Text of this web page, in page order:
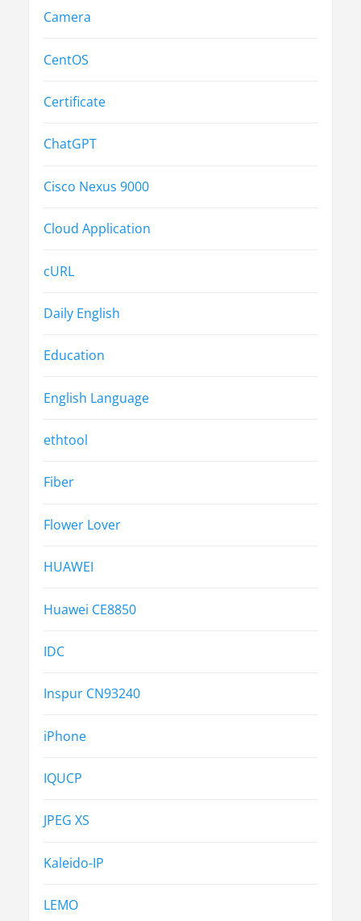
Camera
CentOS
Certificate
ChatGPT
Cisco Nexus 9000
Cloud Application
cURL
Daily English
Education
English Language
ethtool
Fiber
Flower Lover
HUAWEI
Huawei CE8850
IDC
Inspur CN93240
iPhone
IQUCP
JPEG XS
Kaleido-IP
LEMO